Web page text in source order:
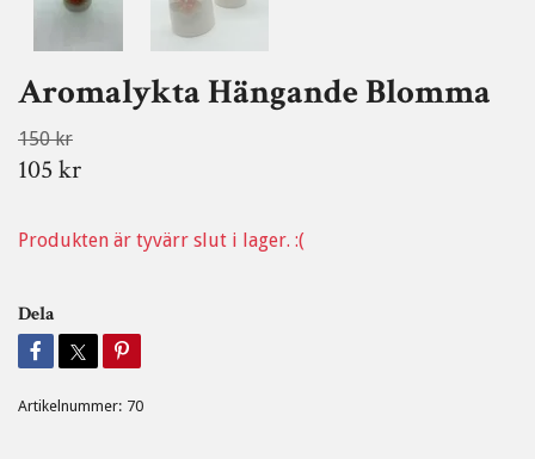
Aromalykta Hängande Blomma
150 kr
105 kr
Produkten är tyvärr slut i lager. :(
Dela
Artikelnummer: 70